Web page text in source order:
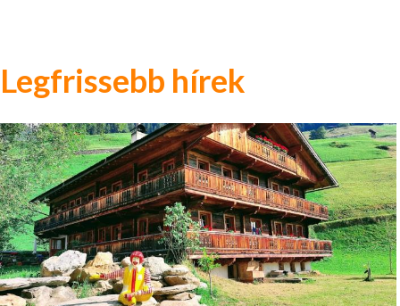
Legfrissebb hírek